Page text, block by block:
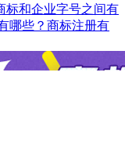
标和企业字号之间有
哪些？商标注册有